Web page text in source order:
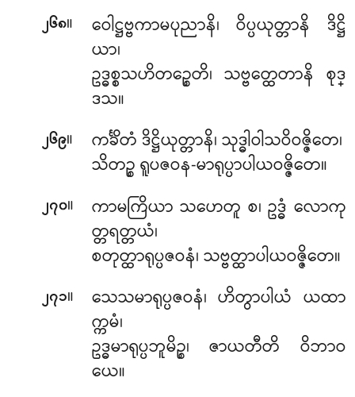
၂၆၈။
ဝေါဋ္ဌဗ္ဗကာမပုညာနိ၊ ဝိပ္ပယုတ္တာနိ ဒိဋ္ဌိ
ယာ၊
ဥဒ္ဓစ္စသဟိတဉ္စေတိ၊ သဗ္ဗတ္ထေတာနိ စုဒ္
ဒသ။
၂၆၉။
ကင်္ခိတံ ဒိဋ္ဌိယုတ္တာနိ၊ သုဒ္ဓါဝါသဝိဝဇ္ဇိတေ၊
သိတဉ္စ ရူပဇဝန-မာရုပ္ပာပါယဝဇ္ဇိတေ။
၂၇၀။
ကာမကြိယာ သဟေတူ စ၊ ဥဒ္ဓံ လောကု
တ္တရတ္တယံ၊
စတုတ္ထာရုပ္ပဇဝနံ၊ သဗ္ဗတ္ထာပါယဝဇ္ဇိတေ။
၂၇၁။
သေသမာရုပ္ပဇဝနံ၊ ဟိတွာပါယံ ယထာ
က္ကမံ၊
ဥဒ္ဓမာရုပ္ပဘူမိဉ္စ၊ ဇာယတီတိ ဝိဘာဝ
ယေ။